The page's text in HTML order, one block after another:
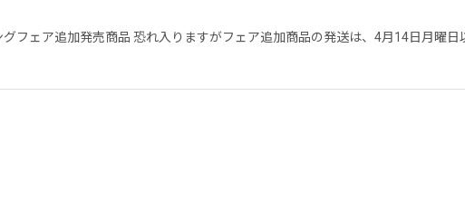
フェア追加発売商品 恐れ入りますがフェア追加商品の発送は、4月14日月曜